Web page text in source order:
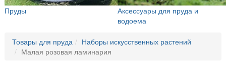
Пруды
Аксессуары для пруда и
водоема
Товары для пруда
Наборы искусственных растений
Малая розовая ламинария